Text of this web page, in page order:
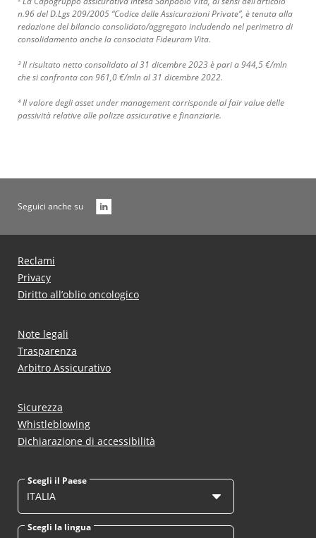
n.96 del D.Lgs 209/2005 “Codice delle Assicurazioni Private”, è tenuta alla
redazione del bilancio consolidato/aggregato includendo nel perimetro di
consolidamento anche la consociata Fideuram Vita.
³ Il risultato netto consolidato al 31 dicembre 2023 è pari a 944,5 €/mln
che si confronta con 961,0 €/mln al 31 dicembre 2022.
⁴ Il valore degli asset under management corrisponde al fair value delle
passività relative alle polizze assicurative e finanziarie.
Seguici anche su
Reclami
Privacy
Diritto all’oblio oncologico
Note legali
Trasparenza
Arbitro Assicurativo
Sicurezza
Whistleblowing
Dichiarazione di accessibilità
Scegli il Paese
ITALIA
Scegli la lingua